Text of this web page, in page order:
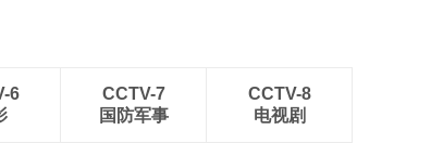
6
CCTV-7
国防军事
CCTV-8
电视剧